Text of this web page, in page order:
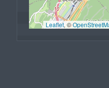
Leaflet, ©